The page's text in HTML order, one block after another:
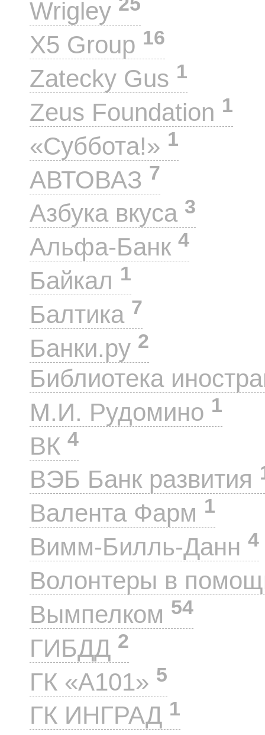
Wrigley
X5 Group 16
Zatecky Gus 1
Zeus Foundation 1
«Суббота!» 1
АВТОВАЗ 7
Азбука вкуса 3
Альфа-Банк 4
Байкал 1
Балтика 7
Банки.ру 2
Библиотека
М.И. Рудомино 1
ВК 4
ВЭБ Банк развития
Валента Фарм 1
Вимм-Билль-Данн 4
Волонтеры в
Вымпелком 54
ГИБДД 2
ГК «А101» 5
ГК ИНГРАД 1